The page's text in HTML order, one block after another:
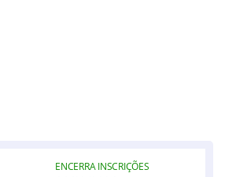
ENCERRA INSCRIÇÕES